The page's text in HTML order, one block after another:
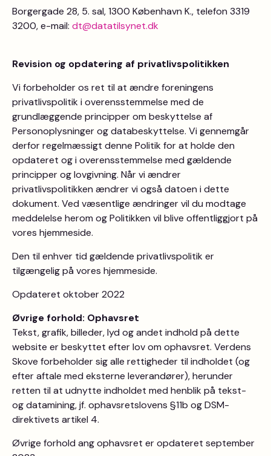
Borgergade 28, 5. sal, 1300 København K., telefon 3319
3200, e-mail: dt@datatilsynet.dk
Revision og opdatering af privatlivspolitikken
Vi forbeholder os ret til at ændre foreningens
privatlivspolitik i overensstemmelse med de
grundlæggende principper om beskyttelse af
Personoplysninger og databeskyttelse. Vi gennemgår
derfor regelmæssigt denne Politik for at holde den
opdateret og i overensstemmelse med gældende
principper og lovgivning. Når vi ændrer
privatlivspolitikken ændrer vi også datoen i dette
dokument. Ved væsentlige ændringer vil du modtage
meddelelse herom og Politikken vil blive offentliggjort på
vores hjemmeside.
Den til enhver tid gældende privatlivspolitik er
tilgængelig på vores hjemmeside.
Opdateret oktober 2022
Øvrige forhold: Ophavsret
Tekst, grafik, billeder, lyd og andet indhold på dette
website er beskyttet efter lov om ophavsret. Verdens
Skove forbeholder sig alle rettigheder til indholdet (og
efter aftale med eksterne leverandører), herunder
retten til at udnytte indholdet med henblik på tekst-
og datamining, jf. ophavsretslovens §11b og DSM-
direktivets artikel 4.
Øvrige forhold ang ophavsret er opdateret september